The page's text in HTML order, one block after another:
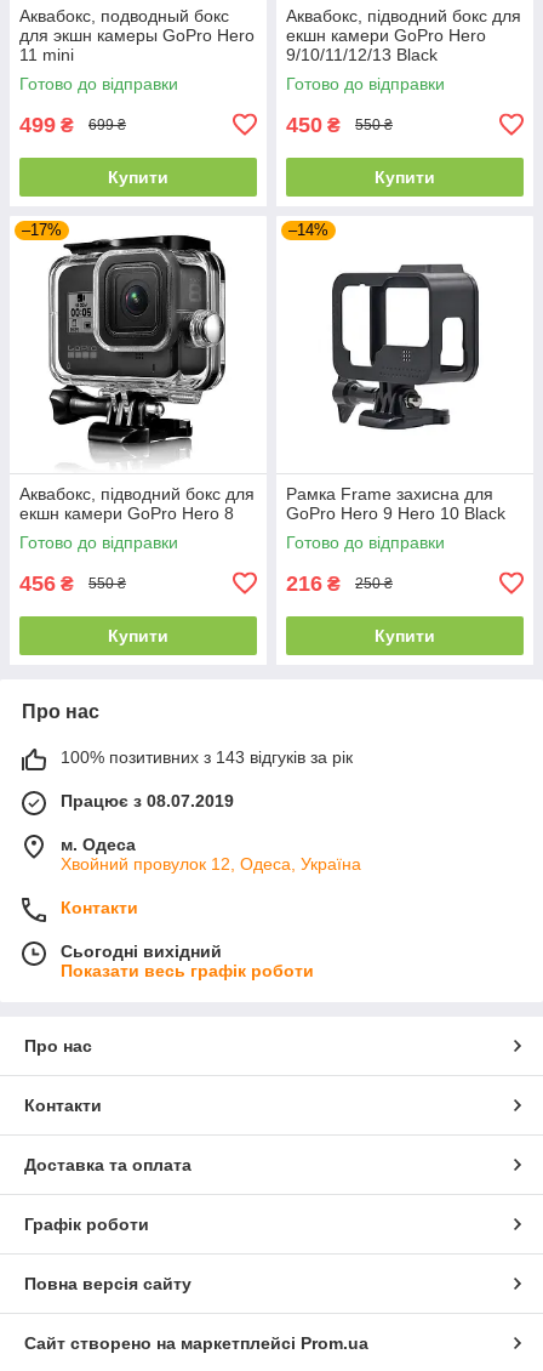
Аквабокс, подводный бокс
для экшн камеры GoPro Hero
11 mini
Готово до відправки
499 ₴ 699 ₴
Купити
Аквабокс, підводний бокс для
екшн камери GoPro Hero
9/10/11/12/13 Black
Готово до відправки
450 ₴ 550 ₴
Купити
–17%
Аквабокс, підводний бокс для
екшн камери GoPro Hero 8
Готово до відправки
456 ₴ 550 ₴
Купити
–14%
Рамка Frame захисна для
GoPro Hero 9 Hero 10 Black
Готово до відправки
216 ₴ 250 ₴
Купити
Про нас
100% позитивних з 143 відгуків за рік
Працює з 08.07.2019
м. Одеса
Хвойний провулок 12, Одеса, Україна
Контакти
Сьогодні вихідний
Показати весь графік роботи
Про нас
Контакти
Доставка та оплата
Графік роботи
Повна версія сайту
Сайт створено на маркетплейсі Prom.ua